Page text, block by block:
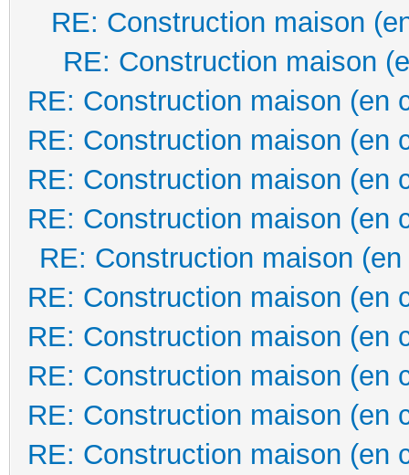
RE: Construction maison
RE: Construction maison
RE: Construction maison (en
RE: Construction maison (en
RE: Construction maison (en
RE: Construction maison (en
RE: Construction maison
RE: Construction maison (en
RE: Construction maison (en
RE: Construction maison (en
RE: Construction maison (en
RE: Construction maison (en